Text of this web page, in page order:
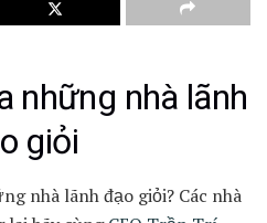
những nhà lãnh
giỏi
nhà lãnh đạo giỏi? Các nhà